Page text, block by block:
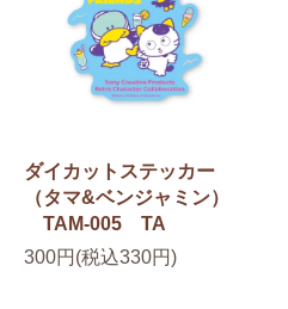
ダイカットステッカー
（タマ&ベンジャミン）
TAM-005 TA
300円(税込330円)